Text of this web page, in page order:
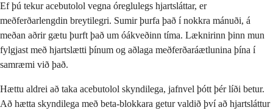
Ef þú tekur acebutolol vegna óreglulegs hjartsláttar, er
meðferðarlengdin breytilegri. Sumir þurfa það í nokkra mánuði, á
meðan aðrir gætu þurft það um óákveðinn tíma. Læknirinn þinn mun
fylgjast með hjartslætti þínum og aðlaga meðferðaráætlunina þína í
samræmi við það.
Hættu aldrei að taka acebutolol skyndilega, jafnvel þótt þér líði betur.
Að hætta skyndilega með beta-blokkara getur valdið því að hjartsláttur